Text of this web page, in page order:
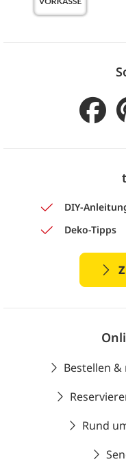
DIY-
Deko-Tipps
Bestellen &
Rund